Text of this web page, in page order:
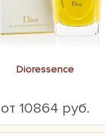
Dioressence
от 10864 руб.